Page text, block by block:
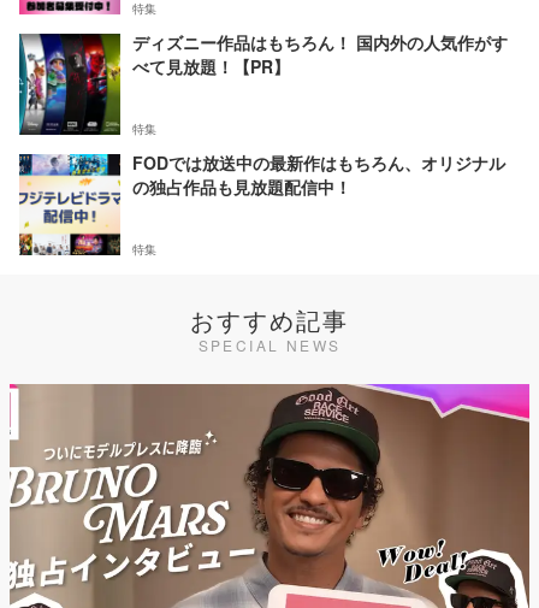
特集
ディズニー作品はもちろん！ 国内外の人気作がす
べて見放題！【PR】
特集
FODでは放送中の最新作はもちろん、オリジナル
の独占作品も見放題配信中！
特集
おすすめ記事
SPECIAL NEWS